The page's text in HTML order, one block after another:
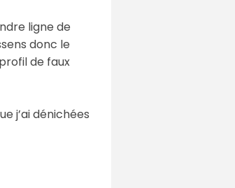
ligne de
donc le
de faux
j’ai dénichées